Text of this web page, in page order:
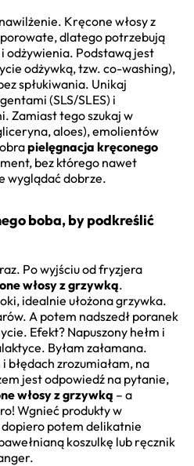
Kręcone włosy z
dlatego potrzebują
odżywienia. Podstawą jest
odżywką, tzw. co-washing),
spłukiwania. Unikaj
(SLS/SLES) i
Zamiast tego szukaj w
aloes), emolientów
pielęgnacja kręconego
bez którego nawet
wyglądać dobrze.
boba, by podkreślić
Po wyjściu od fryzjera
włosy z grzywką.
idealnie ułożona grzywka.
A potem nadszedł poranek
Efekt? Napuszony hełm i
Byłam załamana.
błędach zrozumiałam, na
jest odpowiedź na pytanie,
włosy z grzywką – a
Wgnieć produkty w
dopiero potem delikatnie
koszulkę lub ręcznik